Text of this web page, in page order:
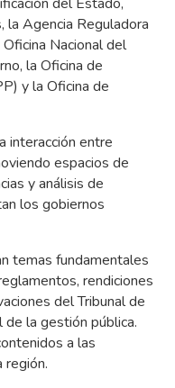
la Agencia Reguladora
Nacional del
la Oficina de
y la Oficina de
interacción entre
espacios de
y análisis de
los gobiernos
temas fundamentales
rendiciones
del Tribunal de
la gestión pública.
a las
región.